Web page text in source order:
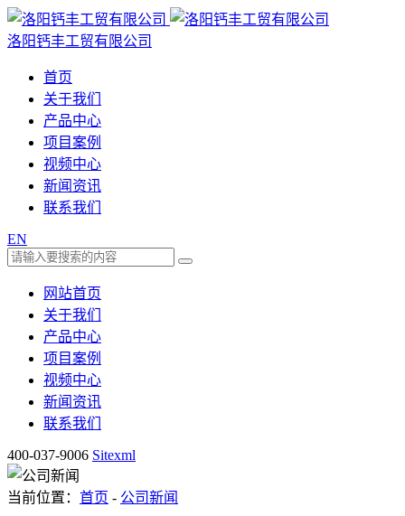
洛阳钙丰工贸有限公司
首页
关于我们
产品中心
项目案例
视频中心
新闻资讯
联系我们
EN
网站首页
关于我们
产品中心
项目案例
视频中心
新闻资讯
联系我们
400-037-9006 Sitexml
当前位置： 首页 - 公司新闻